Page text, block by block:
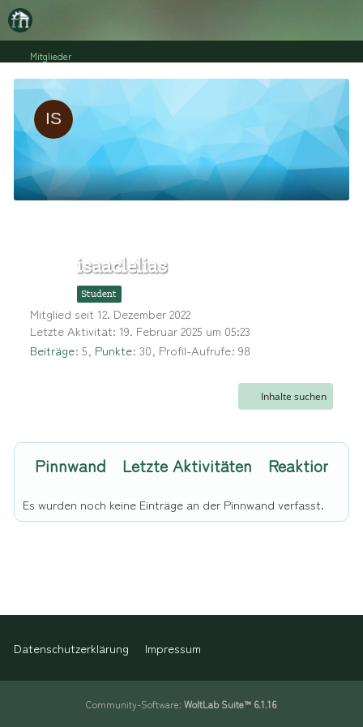
Mitglieder
isaaclelias
Student
Mitglied seit 12. Dezember 2022
Letzte Aktivität: 19. Februar 2025 um 05:23
Beiträge 5 Punkte 30 Profil-Aufrufe 98
Inhalte suchen
Pinnwand Letzte Aktivitäten Reaktionen
Es wurden noch keine Einträge an der Pinnwand verfasst.
Datenschutzerklärung Impressum
Community-Software:WoltLab Suite™ 6.1.16